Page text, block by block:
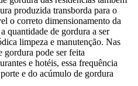
produzida transborda para o
o correto dimensionamento da
quantidade de gordura a ser
limpeza e manutenção. Nas
gordura pode ser feita
e hotéis, essa frequência
e do acúmulo de gordura